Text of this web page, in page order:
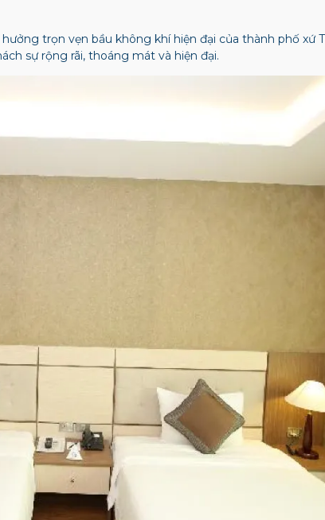
trọn vẹn bầu không khí hiện đại của thành phố xứ
sự rộng rãi, thoáng mát và hiện đại.